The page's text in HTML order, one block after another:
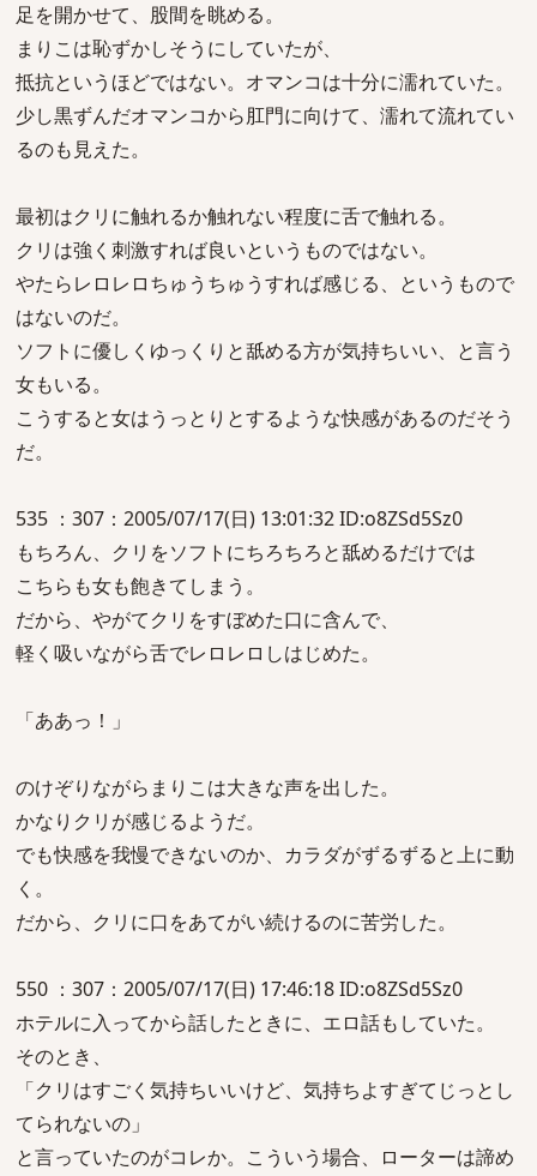
足を開かせて、股間を眺める。
まりこは恥ずかしそうにしていたが、
抵抗というほどではない。オマンコは十分に濡れていた。
少し黒ずんだオマンコから肛門に向けて、濡れて流れてい
るのも見えた。
最初はクリに触れるか触れない程度に舌で触れる。
クリは強く刺激すれば良いというものではない。
やたらレロレロちゅうちゅうすれば感じる、というもので
はないのだ。
ソフトに優しくゆっくりと舐める方が気持ちいい、と言う
女もいる。
こうすると女はうっとりとするような快感があるのだそう
だ。
535 ：307：2005/07/17(日) 13:01:32 ID:o8ZSd5Sz0
もちろん、クリをソフトにちろちろと舐めるだけでは
こちらも女も飽きてしまう。
だから、やがてクリをすぼめた口に含んで、
軽く吸いながら舌でレロレロしはじめた。
「ああっ！」
のけぞりながらまりこは大きな声を出した。
かなりクリが感じるようだ。
でも快感を我慢できないのか、カラダがずるずると上に動
く。
だから、クリに口をあてがい続けるのに苦労した。
550 ：307：2005/07/17(日) 17:46:18 ID:o8ZSd5Sz0
ホテルに入ってから話したときに、エロ話もしていた。
そのとき、
「クリはすごく気持ちいいけど、気持ちよすぎてじっとし
てられないの」
と言っていたのがコレか。こういう場合、ローターは諦め